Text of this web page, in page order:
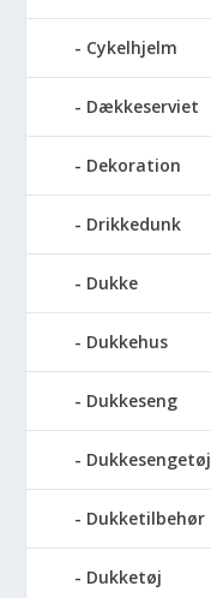
Cykelhjelm
Dækkeserviet
Dekoration
Drikkedunk
Dukke
Dukkehus
Dukkeseng
Dukkesengetøj
Dukketilbehør
Dukketøj